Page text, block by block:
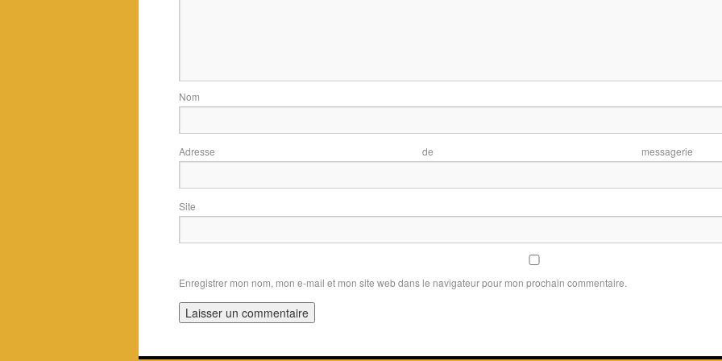
Adresse de
Site
Enregistrer mon nom, mon e-mail et mon site web dans le navigateur pour mon prochain commentaire.